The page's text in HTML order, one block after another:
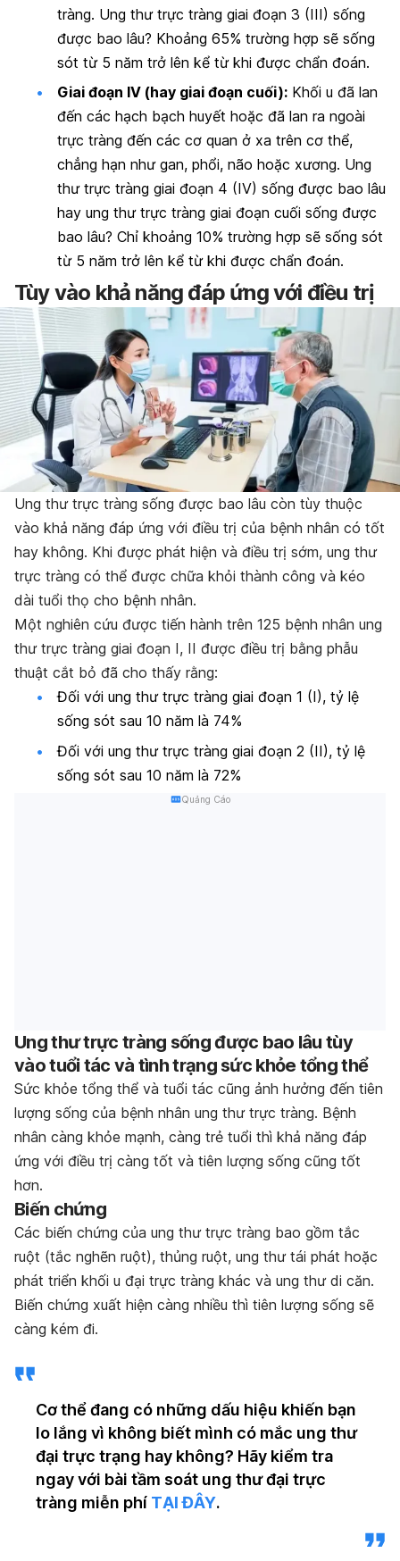
tràng. Ung thư trực tràng giai đoạn 3 (III) sống
được bao lâu? Khoảng 65% trường hợp sẽ sống
sót từ 5 năm trở lên kể từ khi được chẩn đoán.
Giai đoạn IV (hay giai đoạn cuối): Khối u đã lan
đến các hạch bạch huyết hoặc đã lan ra ngoài
trực tràng đến các cơ quan ở xa trên cơ thể,
chẳng hạn như gan, phổi, não hoặc xương. Ung
thư trực tràng giai đoạn 4 (IV) sống được bao lâu
hay ung thư trực tràng giai đoạn cuối sống được
bao lâu? Chỉ khoảng 10% trường hợp sẽ sống sót
từ 5 năm trở lên kể từ khi được chẩn đoán.
Tùy vào khả năng đáp ứng với điều trị
Ung thư trực tràng sống được bao lâu còn tùy thuộc
vào khả năng đáp ứng với điều trị của bệnh nhân có tốt
hay không. Khi được phát hiện và điều trị sớm, ung thư
trực tràng có thể được chữa khỏi thành công và kéo
dài tuổi thọ cho bệnh nhân.
Một nghiên cứu được tiến hành trên 125 bệnh nhân ung
thư trực tràng giai đoạn I, II được điều trị bằng phẫu
thuật cắt bỏ đã cho thấy rằng:
Đối với ung thư trực tràng giai đoạn 1 (I), tỷ lệ
sống sót sau 10 năm là 74%
Đối với ung thư trực tràng giai đoạn 2 (II), tỷ lệ
sống sót sau 10 năm là 72%
Quảng Cáo
Ung thư trực tràng sống được bao lâu tùy
vào tuổi tác và tình trạng sức khỏe tổng thể
Sức khỏe tổng thể và tuổi tác cũng ảnh hưởng đến tiên
lượng sống của bệnh nhân ung thư trực tràng. Bệnh
nhân càng khỏe mạnh, càng trẻ tuổi thì khả năng đáp
ứng với điều trị càng tốt và tiên lượng sống cũng tốt
hơn.
Biến chứng
Các biến chứng của ung thư trực tràng bao gồm tắc
ruột (tắc nghẽn ruột), thủng ruột, ung thư tái phát hoặc
phát triển khối u đại trực tràng khác và ung thư di căn.
Biến chứng xuất hiện càng nhiều thì tiên lượng sống sẽ
càng kém đi.
Cơ thể đang có những dấu hiệu khiến bạn
lo lắng vì không biết mình có mắc ung thư
đại trực trạng hay không? Hãy kiểm tra
ngay với bài tầm soát ung thư đại trực
tràng miễn phí TẠI ĐÂY.